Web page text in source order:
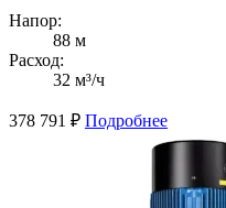
Напор:
88 м
Расход:
32 м³/ч
378 791 ₽ Подробнее